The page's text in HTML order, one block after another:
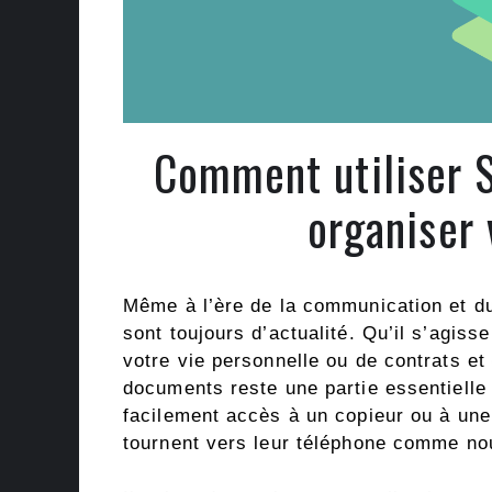
Comment utiliser
organiser
Même à l’ère de la communication et
sont toujours d’actualité. Qu’il
votre vie personnelle ou de contrats
documents reste une partie
facilement accès à un copieur ou à
tournent vers leur téléphone comme